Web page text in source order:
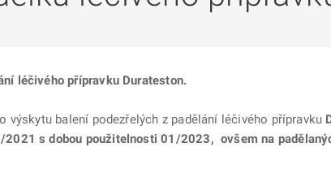
léčivého přípravku Durateston.
balení podezřelých z padělání léčivého přípravku
s dobou použitelnosti 01/2023, ovšem na